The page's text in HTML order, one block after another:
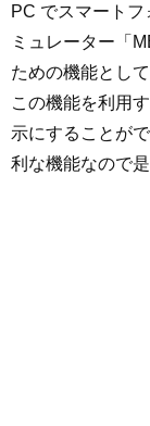
PC でスマート
ミュレーター「
ための機能とし
この機能を利用
示にすることが
利な機能なので